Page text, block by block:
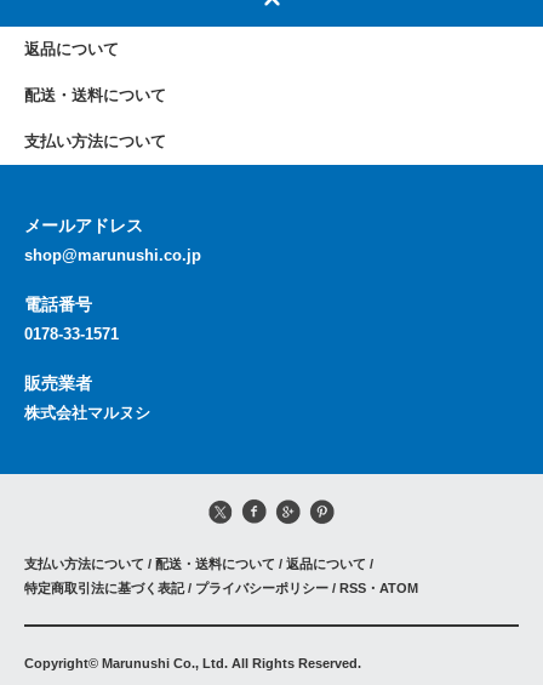
返品について
配送・送料について
支払い方法について
メールアドレス
shop@marunushi.co.jp
電話番号
0178-33-1571
販売業者
株式会社マルヌシ
支払い方法について / 配送・送料について / 返品について /
特定商取引法に基づく表記/ プライバシーポリシー / RSS ・ ATOM
Copyright© Marunushi Co., Ltd. All Rights Reserved.